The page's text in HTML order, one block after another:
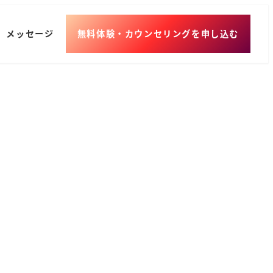
メッセージ 無料体験・カウンセリングを申し込む